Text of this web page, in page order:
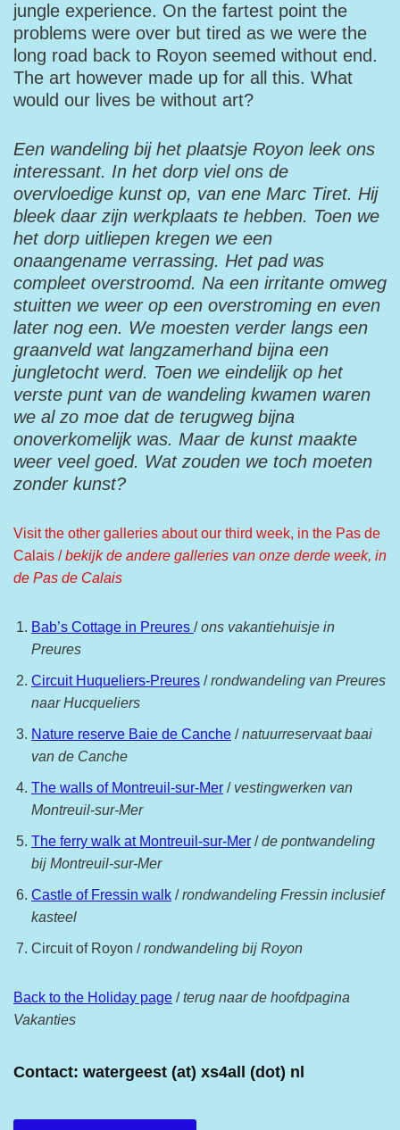
jungle experience. On the fartest point the
problems were over but tired as we were the
long road back to Royon seemed without end.
The art however made up for all this. What
would our lives be without art?
Een wandeling bij het plaatsje Royon leek ons
interessant. In het dorp viel ons de
overvloedige kunst op, van ene Marc Tiret. Hij
bleek daar zijn werkplaats te hebben. Toen we
het dorp uitliepen kregen we een
onaangename verrassing. Het pad was
compleet overstroomd. Na een irritante omweg
stuitten we weer op een overstroming en even
later nog een. We moesten verder langs een
graanveld wat langzamerhand bijna een
jungletocht werd. Toen we eindelijk op het
verste punt van de wandeling kwamen waren
we al zo moe dat de terugweg bijna
onoverkomelijk was. Maar de kunst maakte
weer veel goed. Wat zouden we toch moeten
zonder kunst?
Visit the other galleries about our third week, in the Pas de
Calais /bekijk de andere galleries van onze derde week, in
de Pas de Calais
Bab’s Cottage in Preures /ons vakantiehuisje in
Preures
Circuit Huqueliers-Preures /rondwandeling van Preures
naar Hucqueliers
Nature reserve Baie de Canche /natuurreservaat baai
van de Canche
The walls of Montreuil-sur-Mer / vestingwerken van
Montreuil-sur-Mer
The ferry walk at Montreuil-sur-Mer /de pontwandeling
bij Montreuil-sur-Mer
Castle of Fressin walk /rondwandeling Fressin inclusief
kasteel
Circuit of Royon /rondwandeling bij Royon
Back to the Holiday page /terug naar de hoofdpagina
Vakanties
Contact: watergeest (at) xs4all (dot) nl